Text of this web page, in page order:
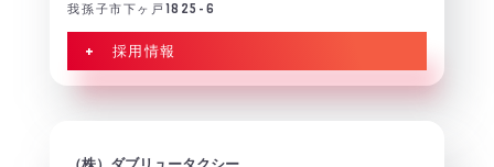
我孫子市下ヶ戸1825-6
+ 採用情報